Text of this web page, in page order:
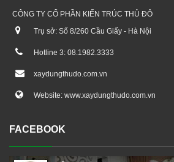
CÔNG TY CỔ PHẦN KIẾN TRÚC THỦ ĐÔ
Trụ sở: Số 8/260 Cầu Giấy - Hà Nội
Hotline 3: 08.1982.3333
xaydungthudo.com.vn
Website: www.xaydungthudo.com.vn
FACEBOOK